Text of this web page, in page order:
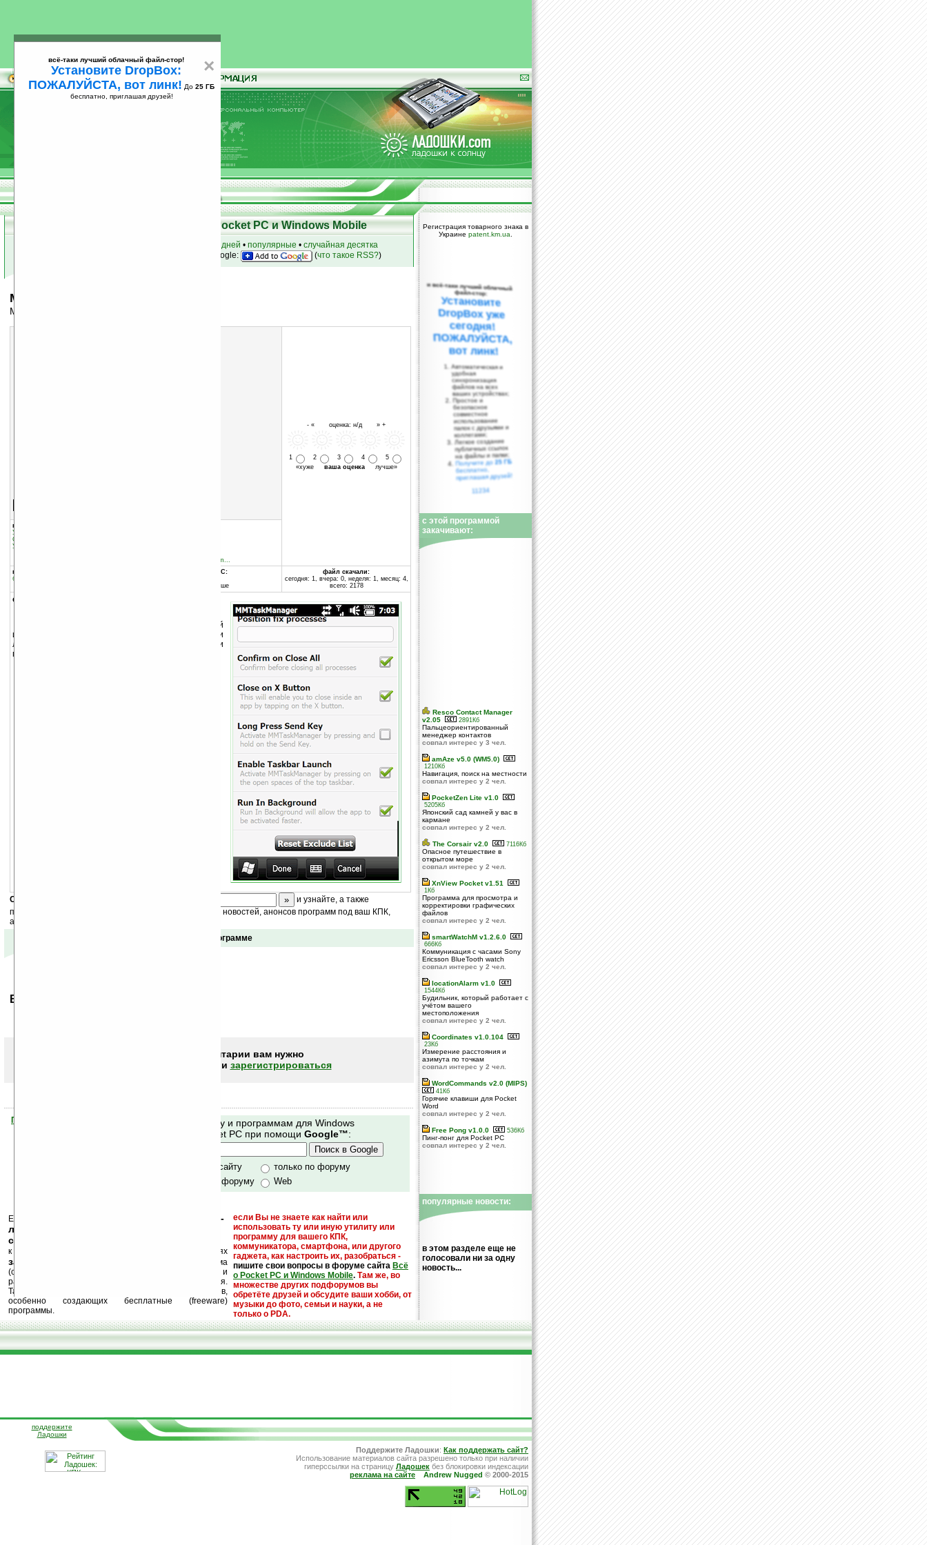
25
Скачать программы для КПК Pocket PC и Windows Mobile
за 7 дней • популярные • случайная десятка
на Google: (что такое RSS?)
MMTaskManager v2.3.101010
Менеджер задач
- « оценка: н/д » +
1 2 3 4
5
«хуже ваша оценкалучше»
группы программы:
Утилиты
Системные утилиты
Утилиты
forum.xda-developers.com...
программа:
бесплатная
совместима с Pocket PC:
Windows Mobile 5.0 и выше
файл скачали:
сегодня: 1, вчера: 0, неделя: 1, месяц: 4,
всего: 2178
описание:
(M)aximus (M)obile TaskManager — небольшой
и простой менеджер задач, позволяет быстро и
легкор переключаться между запущенными
программами, завершать задачи.
Скоро
и узнайте, а также
получайте ежедневный или еженедельный дайджест новостей, анонсов программ под ваш КПК,
акций сайта на ваш почтовый ящик.
Отзывы о программе
Ваше мнение будет первым.
Чтобы писать комментарии вам нужно
или зарегистрироваться
Помогите Ладошкам стать лучше
Поиск по сайту и программам для Windows
Mobile и Pocket PC при помощи Google™:
только по сайту
только по форуму
по сайту и форуму
Web
Еще раз обращаем внимание, что
кейгены, кряки -
лекарства, серийные номера, ключи и
ссылки на варезные сайты
если Вы не знаете как найти или
использовать ту или иную утилиту или
программу для вашего КПК,
коммуникатора, смартфона, или другого
гаджета, как настроить их, разобраться -
пишите свои вопросы в форуме сайта Всё
о Pocket PC и Windows Mobile. Там же, во
множестве других подфорумов вы
обретёте друзей и обсудите ваши хобби, от
музыки до фото, семьи и науки, а не
только о PDA.
к публикации на нашем сайте в комментариях
запрещены
, как и несанкционированная реклама
(спам). Мы поддерживаем авторов программ и
развитие легального программного обеспечения.
Также мы призываем Вас поддерживать авторов,
особенно создающих бесплатные (freeware)
программы.
Регистрация товарного знака в
Украине patent.km.ua
×
всё-таки лучший облачный файл-стор!
Установите DropBox:
ПОЖАЛУЙСТА, вот линк! До 25 ГБ
бесплатно, приглашая друзей!
и всё-таки лучший облачный
файл-стор:
Установите
DropBox уже
сегодня!
ПОЖАЛУЙСТА,
вот линк!
Автоматическая и
удобная
синхронизация
файлов на всех
ваших устройствах;
Простое и
безопасное
совместное
использование
папок с друзьями и
коллегами;
Легкое создание
публичных ссылок
на файлы и папки;
Получите до25 ГБ
бесплатно,
приглашая друзей!
11234
с этой программой
закачивают:
Resco Contact Manager
v2.05
2891Кб
Пальцеориентированный
менеджер контактов
совпал интерес у 3 чел.
amAze v5.0 (WM5.0)
1210Кб
Навигация, поиск на местности
совпал интерес у 2 чел.
PocketZen Lite v1.0
5205Кб
Японский сад камней у вас в
кармане
совпал интерес у 2 чел.
The Corsair v2.0 7116Кб
Опасное путешествие в
открытом море
совпал интерес у 2 чел.
XnView Pocket v1.51
1Кб
Программа для просмотра и
корректировки графических
файлов
совпал интерес у 2 чел.
smartWatchM v1.2.6.0
666Кб
Коммуникация с часами Sony
Ericsson BlueTooth watch
совпал интерес у 2 чел.
locationAlarm v1.0
1544Кб
Будильник, который работает с
учётом вашего
местоположения
совпал интерес у 2 чел.
Coordinates v1.0.104
23Кб
Измерение расстояния и
азимута по точкам
совпал интерес у 2 чел.
WordCommands v2.0 (MIPS)
41Кб
Горячие клавиши для Pocket
Word
совпал интерес у 2 чел.
Free Pong v1.0.0 536Кб
Пинг-понг для Pocket PC
совпал интерес у 2 чел.
популярные новости:
в этом разделе еще не
голосовали ни за одну
новость...
поддержите
Ладошки
Поддержите Ладошки: Как поддержать сайт?
Использование материалов сайта разрешено только при наличии
гиперссылки на страницу Ладошек без блокировки индексации
реклама на сайте
Andrew Nugged © 2000-2015